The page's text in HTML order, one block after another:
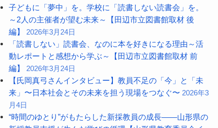
子どもに「夢中」を。学校に「読書しない読書会」を。
～2人の主催者が望む未来～【田辺市立図書館取材 後
編】
2026年3月24日
「読書しない」読書会、なのに本を好きになる理由～活
動レポートと感想から学ぶ～【田辺市立図書館取材 前
編】
2026年3月24日
【氏岡真弓さんインタビュー】教員不足の「今」と「未
来」〜日本社会とその未来を担う現場をつなぐ〜 2026年3
月4日
“時間のゆとり”がもたらした新採教員の成長――山形県の